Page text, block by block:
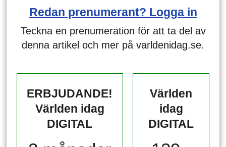
Redan prenumerant? Logga in
Teckna en prenumeration för att ta del av
denna artikel och mer på varldenidag.se.
ERBJUDANDE!
Världen idag
DIGITAL
Världen
idag
DIGITAL